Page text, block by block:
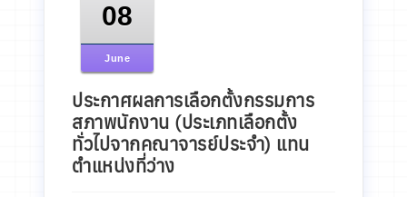
08
June
ประกาศผลการเลือกตั้งกรรมการ
สภาพนักงาน (ประเภทเลือกตั้ง
ทั่วไปจากคณาจารย์ประจำ) แทน
ตำแหน่งที่ว่าง